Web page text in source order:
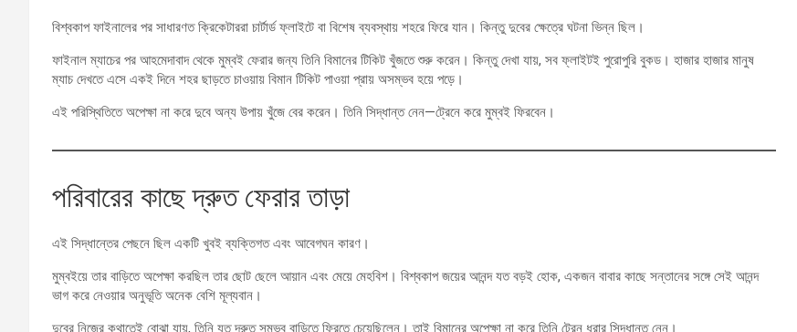
বিশ্বকাপ ফাইনালের পর সাধারণত ক্রিকেটাররা চার্টার্ড ফ্লাইটে বা বিশেষ ব্যবস্থায় শহরে ফিরে যান। কিন্তু দুবের ক্ষেত্রে ঘটনা ভিন্ন ছিল।
ফাইনাল ম্যাচের পর আহমেদাবাদ থেকে মুম্বই ফেরার জন্য তিনি বিমানের টিকিট খুঁজতে শুরু করেন। কিন্তু দেখা যায়, সব ফ্লাইটই পুরোপুরি বুকড। হাজার হাজার মানুষ
ম্যাচ দেখতে এসে একই দিনে শহর ছাড়তে চাওয়ায় বিমান টিকিট পাওয়া প্রায় অসম্ভব হয়ে পড়ে।
এই পরিস্থিতিতে অপেক্ষা না করে দুবে অন্য উপায় খুঁজে বের করেন। তিনি সিদ্ধান্ত নেন—ট্রেনে করে মুম্বই ফিরবেন।
পরিবারের কাছে দ্রুত ফেরার তাড়া
এই সিদ্ধান্তের পেছনে ছিল একটি খুবই ব্যক্তিগত এবং আবেগঘন কারণ।
মুম্বইয়ে তার বাড়িতে অপেক্ষা করছিল তার ছোট ছেলে আয়ান এবং মেয়ে মেহবিশ। বিশ্বকাপ জয়ের আনন্দ যত বড়ই হোক, একজন বাবার কাছে সন্তানের সঙ্গে সেই আনন্দ
ভাগ করে নেওয়ার অনুভূতি অনেক বেশি মূল্যবান।
দুবের নিজের কথাতেই বোঝা যায়, তিনি যত দ্রুত সম্ভব বাড়িতে ফিরতে চেয়েছিলেন। তাই বিমানের অপেক্ষা না করে তিনি ট্রেন ধরার সিদ্ধান্ত নেন।